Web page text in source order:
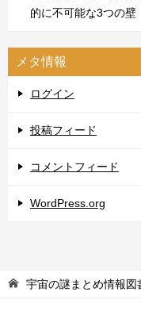
的に不可能な3つの壁
メタ情報
ログイン
投稿フィード
コメントフィード
WordPress.org
宇宙の謎まとめ情報